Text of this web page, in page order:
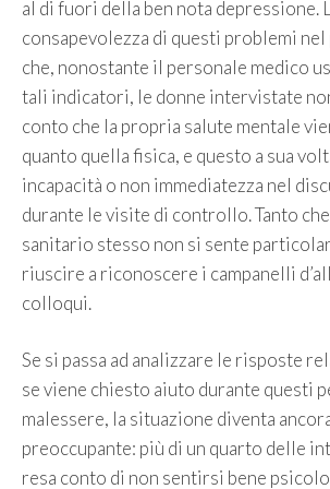
al di fuori della ben nota depressione.
consapevolezza di questi problemi nel
che, nonostante il personale medico
tali indicatori, le donne intervistate
conto che la propria salute mentale
quanto quella fisica, e questo a sua
incapacità o non immediatezza nel
durante le visite di controllo. Tanto
sanitario stesso non si sente
riuscire a riconoscere i campanelli
colloqui.
Se si passa ad analizzare le risposte
se viene chiesto aiuto durante questi
malessere, la situazione diventa
preoccupante: più di un quarto delle
resa conto di non sentirsi bene